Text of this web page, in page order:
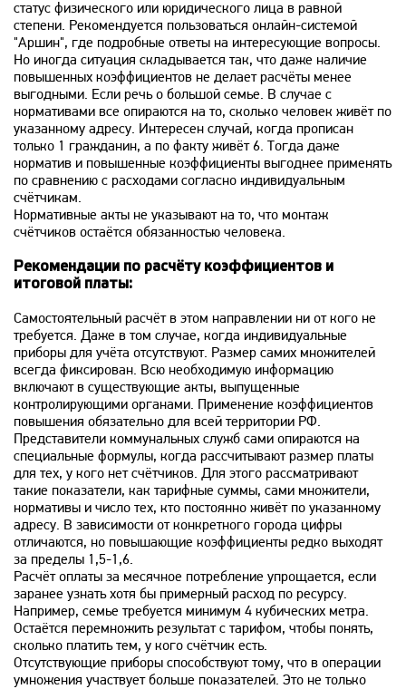
статус физического или юридического лица в равной
степени. Рекомендуется пользоваться онлайн-системой
"Аршин", где подробные ответы на интересующие вопросы.
Но иногда ситуация складывается так, что даже наличие
повышенных коэффициентов не делает расчёты менее
выгодными. Если речь о большой семье. В случае с
нормативами все опираются на то, сколько человек живёт по
указанному адресу. Интересен случай, когда прописан
только 1 гражданин, а по факту живёт 6. Тогда даже
норматив и повышенные коэффициенты выгоднее применять
по сравнению с расходами согласно индивидуальным
счётчикам.
Нормативные акты не указывают на то, что монтаж
счётчиков остаётся обязанностью человека.
Рекомендации по расчёту коэффициентов и
итоговой платы:
Самостоятельный расчёт в этом направлении ни от кого не
требуется. Даже в том случае, когда индивидуальные
приборы для учёта отсутствуют. Размер самих множителей
всегда фиксирован. Всю необходимую информацию
включают в существующие акты, выпущенные
контролирующими органами. Применение коэффициентов
повышения обязательно для всей территории РФ.
Представители коммунальных служб сами опираются на
специальные формулы, когда рассчитывают размер платы
для тех, у кого нет счётчиков. Для этого рассматривают
такие показатели, как тарифные суммы, сами множители,
нормативы и число тех, кто постоянно живёт по указанному
адресу. В зависимости от конкретного города цифры
отличаются, но повышающие коэффициенты редко выходят
за пределы 1,5-1,6.
Расчёт оплаты за месячное потребление упрощается, если
заранее узнать хотя бы примерный расход по ресурсу.
Например, семье требуется минимум 4 кубических метра.
Остаётся перемножить результат с тарифом, чтобы понять,
сколько платить тем, у кого счётчик есть.
Отсутствующие приборы способствуют тому, что в операции
умножения участвует больше показателей. Это не только